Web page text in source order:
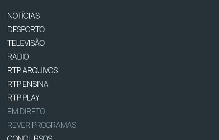
NOTÍCIAS
DESPORTO
TELEVISÃO
RÁDIO
RTP ARQUIVOS
RTP ENSINA
RTP PLAY
EM DIRETO
REVER PROGRAMAS